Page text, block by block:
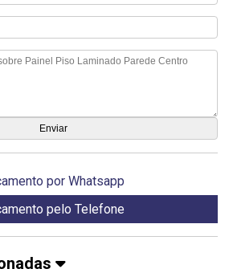
por Whatsapp
pelo Telefone